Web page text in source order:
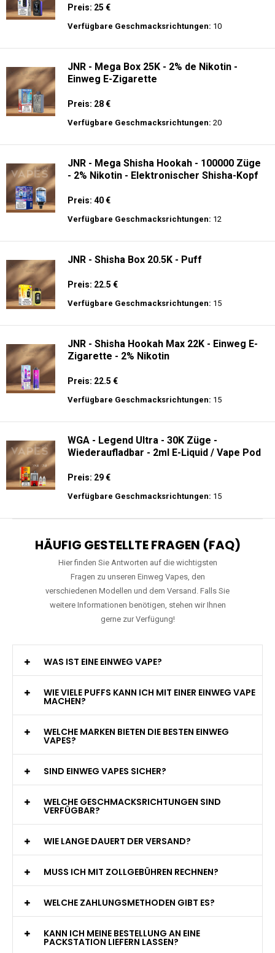
Preis: 25 €
Verfügbare Geschmacksrichtungen: 10
JNR - Mega Box 25K - 2% de Nikotin -
Einweg E-Zigarette
Preis: 28 €
Verfügbare Geschmacksrichtungen: 20
JNR - Mega Shisha Hookah - 100000 Züge
- 2% Nikotin - Elektronischer Shisha-Kopf
Preis: 40 €
Verfügbare Geschmacksrichtungen: 12
JNR - Shisha Box 20.5K - Puff
Preis: 22.5 €
Verfügbare Geschmacksrichtungen: 15
JNR - Shisha Hookah Max 22K - Einweg E-
Zigarette - 2% Nikotin
Preis: 22.5 €
Verfügbare Geschmacksrichtungen: 15
WGA - Legend Ultra - 30K Züge -
Wiederaufladbar - 2ml E-Liquid / Vape Pod
Preis: 29 €
Verfügbare Geschmacksrichtungen: 15
HÄUFIG GESTELLTE FRAGEN (FAQ)
Hier finden Sie Antworten auf die wichtigsten
Fragen zu unseren Einweg Vapes, den
verschiedenen Modellen und dem Versand. Falls Sie
weitere Informationen benötigen, stehen wir Ihnen
gerne zur Verfügung!
WAS IST EINE EINWEG VAPE?
WIE VIELE PUFFS KANN ICH MIT EINER EINWEG VAPE
MACHEN?
WELCHE MARKEN BIETEN DIE BESTEN EINWEG
VAPES?
SIND EINWEG VAPES SICHER?
WELCHE GESCHMACKSRICHTUNGEN SIND
VERFÜGBAR?
WIE LANGE DAUERT DER VERSAND?
MUSS ICH MIT ZOLLGEBÜHREN RECHNEN?
WELCHE ZAHLUNGSMETHODEN GIBT ES?
KANN ICH MEINE BESTELLUNG AN EINE
PACKSTATION LIEFERN LASSEN?